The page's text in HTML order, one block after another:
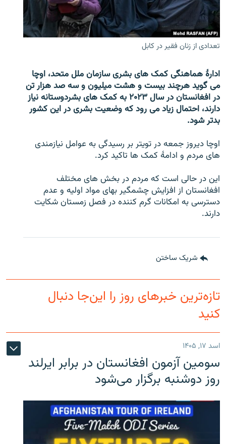
تماس
صفحه پشتو
Azadi English
به ما بپیوندید
همۀ سایت‌های رادیو آزادی/ رادیو اروپای آزاد
تعدادی از زنان فقیر در کابل
ادارۀ هماهنگی کمک های بشری سازمان ملل متحد، اوچا
می گوید هرچند بیست و هشت میلیون و سه صد هزار تن
در افغانستان در سال ۲۰۲۳ به کمک های بشردوستانه نیاز
دارند، احتمال زیاد می رود که وضعیت بشری در این کشور
بدتر شود.
اوچا دیروز جمعه در تویتر بر رسیدگی به عوامل نیازمندی
های مردم و ادامۀ کمک ها تاکید کرد.
این در حالی است که مردم در بخش های مختلف
افغانستان از افزایش چشمگیر بهای مواد اولیه و عدم
دسترسی به امکانات گرم کننده در فصل زمستان شکایت
دارند.
شریک ساختن
تازه‌ترین خبرهای روز را این‌جا دنبال
کنید
اسد ۱۷, ۱۴۰۵
سومین آزمون افغانستان در برابر ایرلند
روز دوشنبه برگزار می‌شود